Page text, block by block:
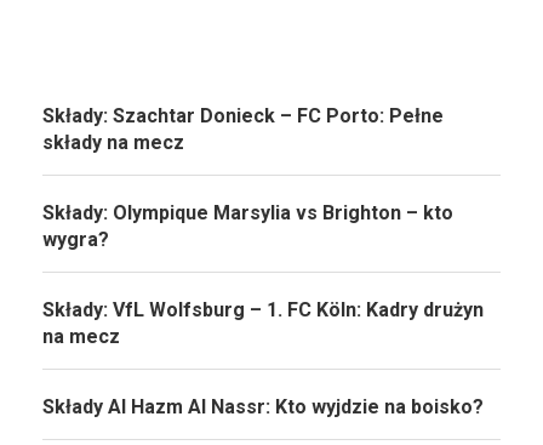
Składy: Szachtar Donieck – FC Porto: Pełne
składy na mecz
Składy: Olympique Marsylia vs Brighton – kto
wygra?
Składy: VfL Wolfsburg – 1. FC Köln: Kadry drużyn
na mecz
Składy Al Hazm Al Nassr: Kto wyjdzie na boisko?